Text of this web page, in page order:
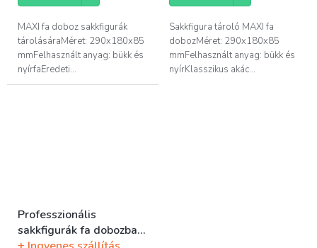
MAXI fa doboz sakkfigurák
tárolásáraMéret: 290x180x85
mmFelhasznált anyag: bükk és
nyírfaEredeti...
Sakkfigura tároló MAXI fa
dobozMéret: 290x180x85
mmFelhasznált anyag: bükk és
nyírKlasszikus akác...
Professzionális
sakkfigurák fa dobozban